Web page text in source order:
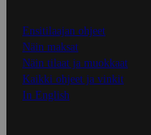
Ensitilaajan ohjeet
Näin maksat
Näin tilaat ja muokkaat
Kaikki ohjeet ja vinkit
In English